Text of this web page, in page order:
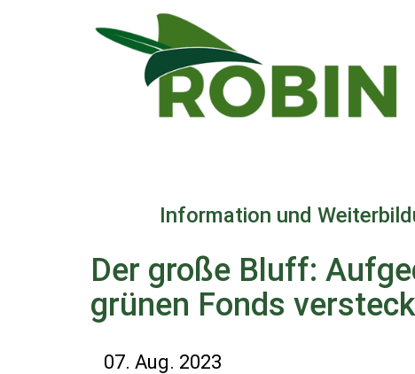
Information und
Der große Bluff:
grünen Fonds
07. Aug. 2023